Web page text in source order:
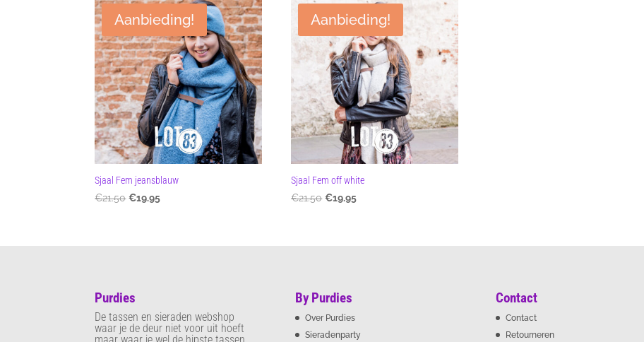
Aanbieding!
Sjaal Fem jeansblauw
€21.50 Oorspronkelijke
€19.95Huidige
Aanbieding!
Sjaal Fem off white
€21.50 Oorspronkelijke
€19.95Huidige
Purdies
De tassen en sieraden webshop
waar je de deur niet voor uit hoeft
By Purdies
Over Purdies
Sieradenparty
Contact
Contact
Retourneren